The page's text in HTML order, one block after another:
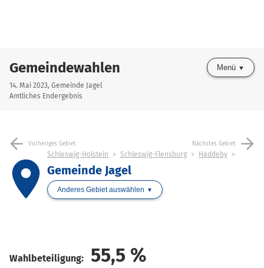
Gemeindewahlen
14. Mai 2023, Gemeinde Jagel
Amtliches Endergebnis
Menü
arrow_back Vorheriges Gebiet Nächstes Gebiet arrow_forward
place
Schleswig-Holstein Schleswig-Flensburg Haddeby
Gemeinde Jagel
Anderes Gebiet auswählen
Wahlbeteiligung: 55,5 %